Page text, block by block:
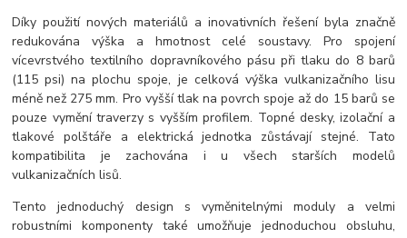
Díky použití nových materiálů a inovativních řešení byla značně
redukována výška a hmotnost celé soustavy. Pro spojení
vícevrstvého textilního dopravníkového pásu při tlaku do 8 barů
(115 psi) na plochu spoje, je celková výška vulkanizačního lisu
méně než 275 mm. Pro vyšší tlak na povrch spoje až do 15 barů se
pouze vymění traverzy s vyšším profilem. Topné desky, izolační a
tlakové polštáře a elektrická jednotka zůstávají stejné. Tato
kompatibilita je zachována i u všech starších modelů
vulkanizačních lisů.
Tento jednoduchý design s vyměnitelnými moduly a velmi
robustními komponenty také umožňuje jednoduchou obsluhu,